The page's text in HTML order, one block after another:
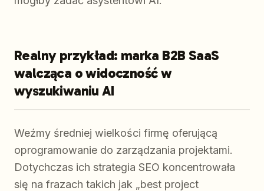
Realny przykład: marka B2B SaaS
walcząca o widoczność w
wyszukiwaniu AI
Weźmy średniej wielkości firmę oferującą
oprogramowanie do zarządzania projektami.
Dotychczas ich strategia SEO koncentrowała
się na frazach takich jak „best project